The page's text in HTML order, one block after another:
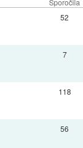
52
7
118
56